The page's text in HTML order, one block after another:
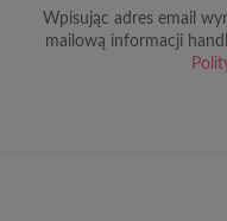
Wpisując adres email
mailową informacji